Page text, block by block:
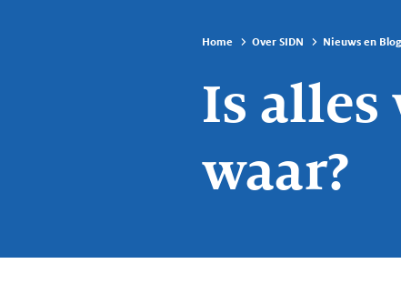
Home Over SIDN Nieuws en
Is alles
waar?